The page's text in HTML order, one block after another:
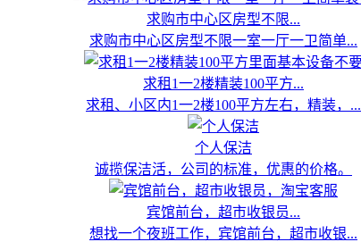
求购市中心区房型不限...
求购市中心区房型不限一室一厅一卫简单...
求租1一2楼精装100平方...
求租、小区内1一2楼100平方左右，精装，...
个人保洁
诚揽保洁活，公司的标准，优惠的价格。
宾馆前台，超市收银员...
想找一个夜班工作，宾馆前台，超市收银...